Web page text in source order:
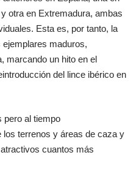
otra en Extremadura, ambas
Esta es, por tanto, la
maduros,
marcando un hito en el
del lince ibérico en
pero al tiempo
los terrenos y áreas de caza y
cuantos más